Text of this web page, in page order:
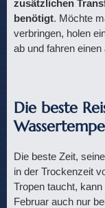
zusätzlichen
benötigt. Möchte
verbringen, holen
ab und fahren einen
Die beste
Die beste Zeit,
in der Trockenzeit
Tropen taucht,
Februar auch nur